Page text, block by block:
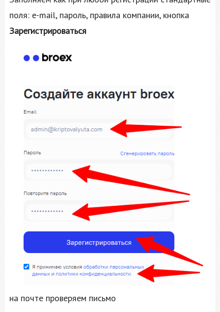
поля: e-mail, пароль, правила компании, кнопка
Зарегистрироваться
на почте проверяем письмо